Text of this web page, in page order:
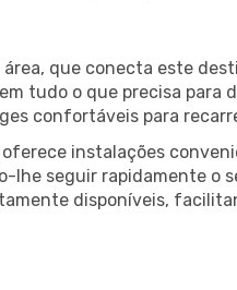
que conecta este
tudo o que precisa para
confortáveis para
instalações
seguir rapidamente o
disponíveis,